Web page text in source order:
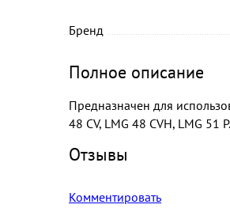
Бренд
Полное описание
Предназначен для
48 CV, LMG 48 CVH, LMG 51 P.
Отзывы
Комментировать